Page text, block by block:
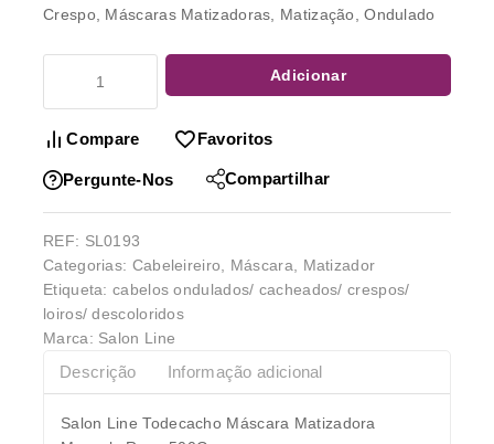
Crespo, Máscaras Matizadoras, Matização, Ondulado
Adicionar
Compare Favoritos
Pergunte-Nos Compartilhar
REF: SL0193
Categorias: Cabeleireiro Máscara
Matizador
Etiqueta: cabelos ondulados/ cacheados/ crespos/
loiros/ descoloridos
Marca: Salon Line
Descrição Informação adicional
Salon Line Todecacho Máscara Matizadora